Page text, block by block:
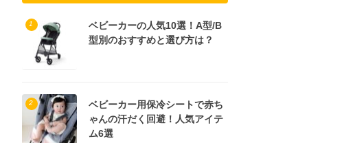
1
ベビーカーの人気10選！A型/B
型別のおすすめと選び方は？
2
ベビーカー用保冷シートで赤ち
ゃんの汗だく回避！人気アイテ
ム6選